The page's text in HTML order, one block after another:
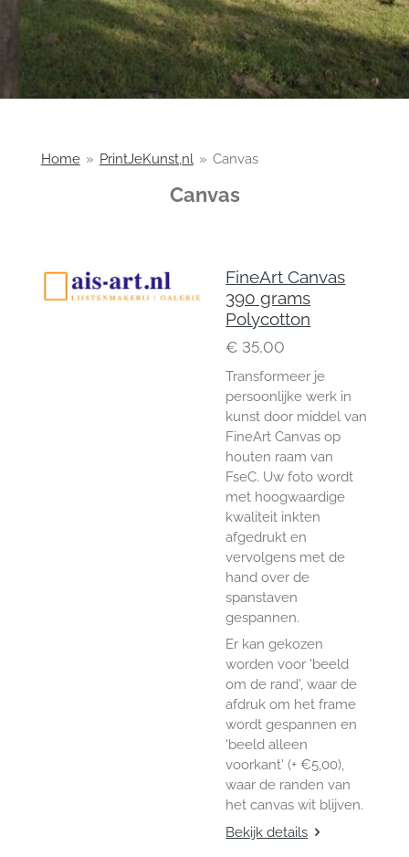
Home » PrintJeKunst,nl » Canvas
Canvas
FineArt Canvas
390 grams
Polycotton
€ 35,00
Transformeer je
persoonlijke werk in
kunst door middel van
FineArt Canvas op
houten raam van
FseC. Uw foto wordt
met hoogwaardige
kwaliteit inkten
afgedrukt en
vervolgens met de
hand over de
spanstaven
gespannen.
Er kan gekozen
worden voor 'beeld
om de rand', waar de
afdruk om het frame
wordt gespannen en
'beeld alleen
voorkant' (+ €5,00),
waar de randen van
het canvas wit blijven.
Bekijk details